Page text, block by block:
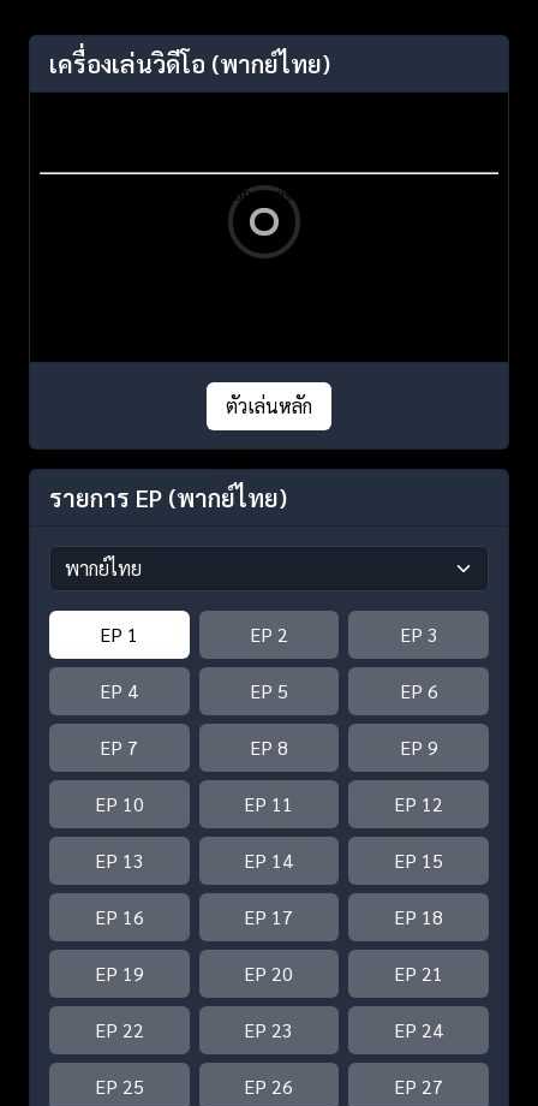
เครื่องเล่นวิดีโอ (พากย์ไทย)
ตัวเล่นหลัก
รายการ EP (พากย์ไทย)
EP 1 EP 2 EP 3
EP 4 EP 5 EP 6
EP 7 EP 8 EP 9
EP 10 EP 11 EP 12
EP 13 EP 14 EP 15
EP 16 EP 17 EP 18
EP 19 EP 20 EP 21
EP 22 EP 23 EP 24
EP 25 EP 26 EP 27